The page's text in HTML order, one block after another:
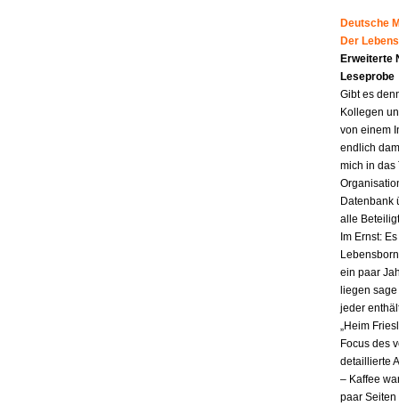
Deutsche
Der
Erweiterte
Leseprobe
Gibt es
Kollegen
von einem
endlich
mich in das
Datenbank
alle
Im Ernst:
ein paar
liegen
jeder
„Heim
Focus des
detaillierte
– Kaffee
paar